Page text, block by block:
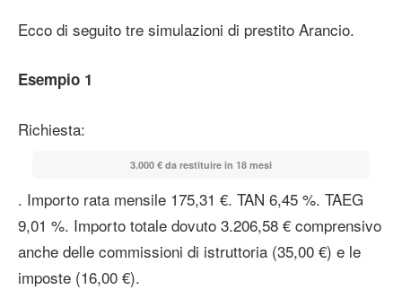
Ecco di seguito tre simulazioni di prestito Arancio.
Esempio 1
Richiesta:
3.000 € da restituire in 18 mesi
. Importo rata mensile 175,31 €. TAN 6,45 %. TAEG
9,01 %. Importo totale dovuto 3.206,58 € comprensivo
anche delle commissioni di istruttoria (35,00 €) e le
imposte (16,00 €).